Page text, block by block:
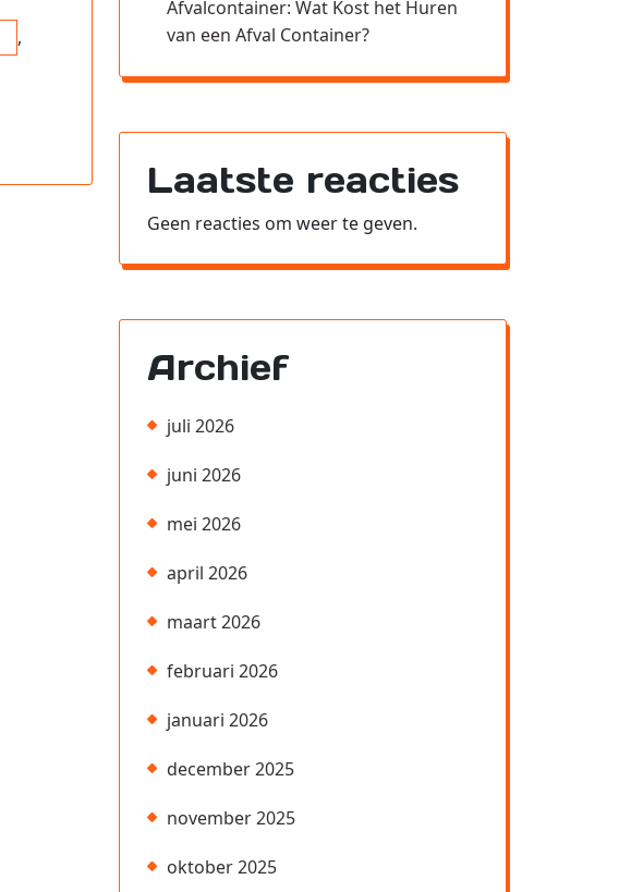
,
Afvalcontainer: Wat Kost het Huren
van een Afval Container?
Laatste reacties
Geen reacties om weer te geven.
Archief
juli 2026
juni 2026
mei 2026
april 2026
maart 2026
februari 2026
januari 2026
december 2025
november 2025
oktober 2025